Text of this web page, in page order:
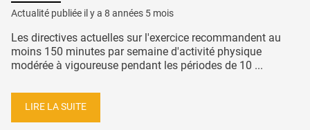
Actualité publiée il y a 8 années 5 mois
Les directives actuelles sur l'exercice recommandent au
moins 150 minutes par semaine d'activité physique
modérée à vigoureuse pendant les périodes de 10 ...
LIRE LA SUITE